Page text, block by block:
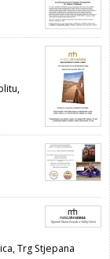
Trg Stjepana